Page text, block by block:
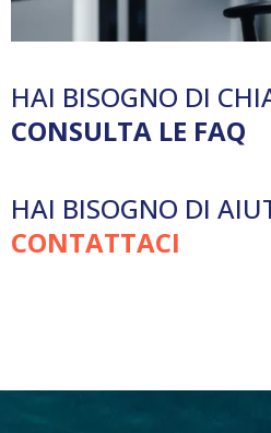
HAI BISOGNO DI
CONSULTA LE FAQ
HAI BISOGNO DI
CONTATTACI